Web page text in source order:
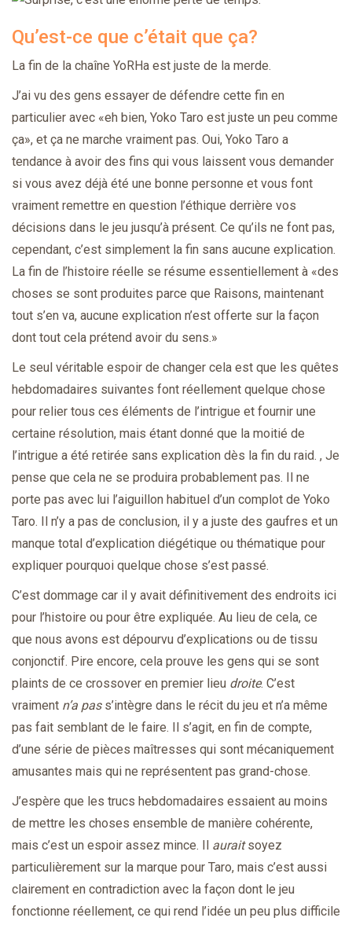
Qu’est-ce que c’était que ça?
La fin de la chaîne YoRHa est juste de la merde.
J’ai vu des gens essayer de défendre cette fin en
particulier avec «eh bien, Yoko Taro est juste un peu comme
ça», et ça ne marche vraiment pas. Oui, Yoko Taro a
tendance à avoir des fins qui vous laissent vous demander
si vous avez déjà été une bonne personne et vous font
vraiment remettre en question l’éthique derrière vos
décisions dans le jeu jusqu’à présent. Ce qu’ils ne font pas,
cependant, c’est simplement la fin sans aucune explication.
La fin de l’histoire réelle se résume essentiellement à «des
choses se sont produites parce que Raisons, maintenant
tout s’en va, aucune explication n’est offerte sur la façon
dont tout cela prétend avoir du sens.»
Le seul véritable espoir de changer cela est que les quêtes
hebdomadaires suivantes font réellement quelque chose
pour relier tous ces éléments de l’intrigue et fournir une
certaine résolution, mais étant donné que la moitié de
l’intrigue a été retirée sans explication dès la fin du raid. , Je
pense que cela ne se produira probablement pas. Il ne
porte pas avec lui l’aiguillon habituel d’un complot de Yoko
Taro. Il n’y a pas de conclusion, il y a juste des gaufres et un
manque total d’explication diégétique ou thématique pour
expliquer pourquoi quelque chose s’est passé.
C’est dommage car il y avait définitivement des endroits ici
pour l’histoire ou pour être expliquée. Au lieu de cela, ce
que nous avons est dépourvu d’explications ou de tissu
conjonctif. Pire encore, cela prouve les gens qui se sont
plaints de ce crossover en premier lieu droite. C’est
vraiment n’a pass’intègre dans le récit du jeu et n’a même
pas fait semblant de le faire. Il s’agit, en fin de compte,
d’une série de pièces maîtresses qui sont mécaniquement
amusantes mais qui ne représentent pas grand-chose.
J’espère que les trucs hebdomadaires essaient au moins
de mettre les choses ensemble de manière cohérente,
mais c’est un espoir assez mince. Il auraitsoyez
particulièrement sur la marque pour Taro, mais c’est aussi
clairement en contradiction avec la façon dont le jeu
fonctionne réellement, ce qui rend l’idée un peu plus difficile